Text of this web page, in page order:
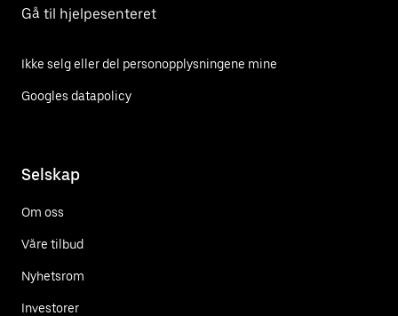
Gå til hjelpesenteret
Ikke selg eller del personopplysningene mine
Googles datapolicy
Selskap
Om oss
Våre tilbud
Nyhetsrom
Investorer